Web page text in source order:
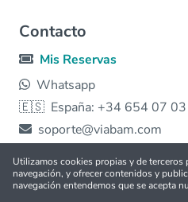
Contacto
Mis Reservas
Whatsapp
🇪🇸 España: +34 654 07
soporte@viabam.com
© 2026 viabam | Hecho
tours